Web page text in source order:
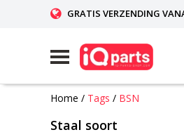
GRATIS VERZENDING
Home / Tags / BSN
Staal soort